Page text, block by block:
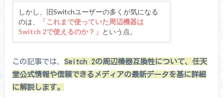
しかし、旧Switchユーザーの多くが気になる
のは、
「これまで使っていた周辺機器は
Switch 2で使えるのか？」 という点。
この記事では、 Switch 2の周辺機器互換性について、任天
堂公式情報や信頼できるメディアの最新データを基に詳細
に解説します。